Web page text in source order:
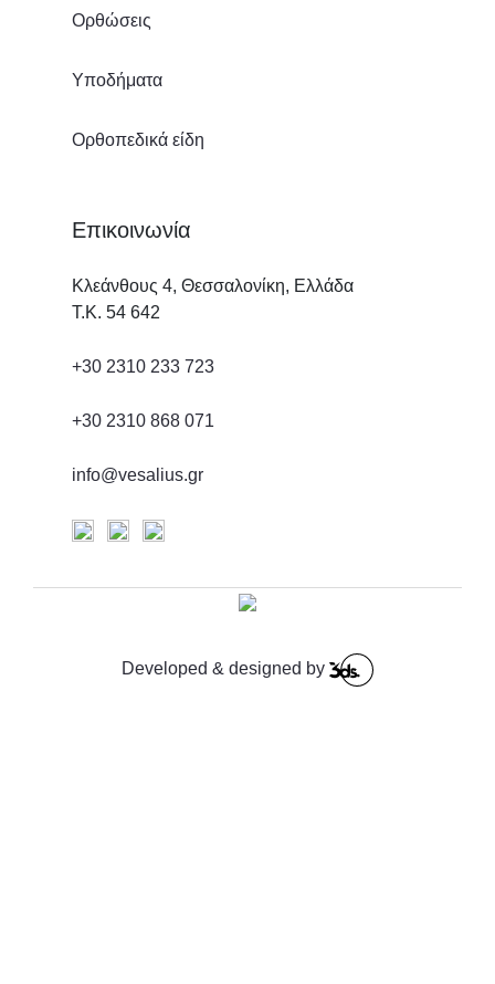
Ορθώσεις
Υποδήματα
Ορθοπεδικά είδη
Επικοινωνία
Κλεάνθους 4, Θεσσαλονίκη, Ελλάδα
Τ.Κ. 54 642
+30 2310 233 723
+30 2310 868 071
info@vesalius.gr
Developed & designed by